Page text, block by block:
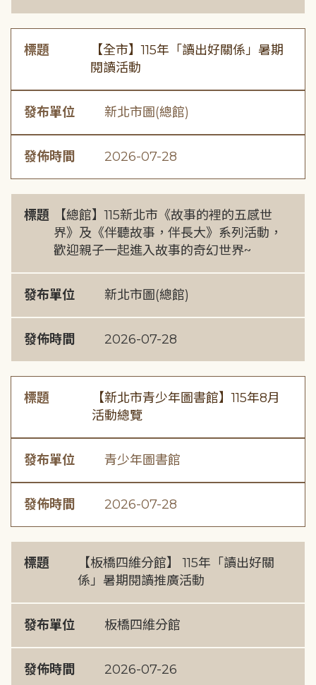
標題
【全市】115年「讀出好關係」暑期
閱讀活動
發布單位 新北市圖(總館)
發佈時間 2026-07-28
標題
【總館】115新北市《故事的裡的五感世
界》及《伴聽故事，伴長大》系列活動，
歡迎親子一起進入故事的奇幻世界~
發布單位 新北市圖(總館)
發佈時間 2026-07-28
標題
【新北市青少年圖書館】115年8月
活動總覽
發布單位 青少年圖書館
發佈時間 2026-07-28
標題
【板橋四維分館】 115年「讀出好關
係」暑期閱讀推廣活動
發布單位 板橋四維分館
發佈時間 2026-07-26